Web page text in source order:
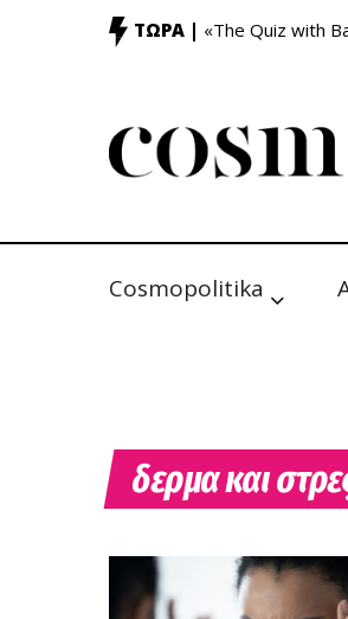
ΤΩΡΑ | «The Quiz with
Cosmopolitika
δερμα και